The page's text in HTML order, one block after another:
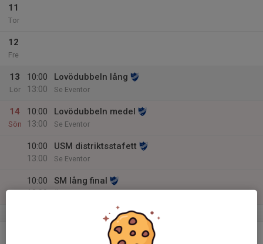
11
Tor
12
Fre
13
Lör
10:00
13:00
Lovödubbeln lång
Se Eventor
14
Sön
10:00
13:00
Lovödubbeln medel
Se Eventor
10:00
13:00
USM distriktsstafett
Se Eventor
10:00
13:00
SM lång final
v.38